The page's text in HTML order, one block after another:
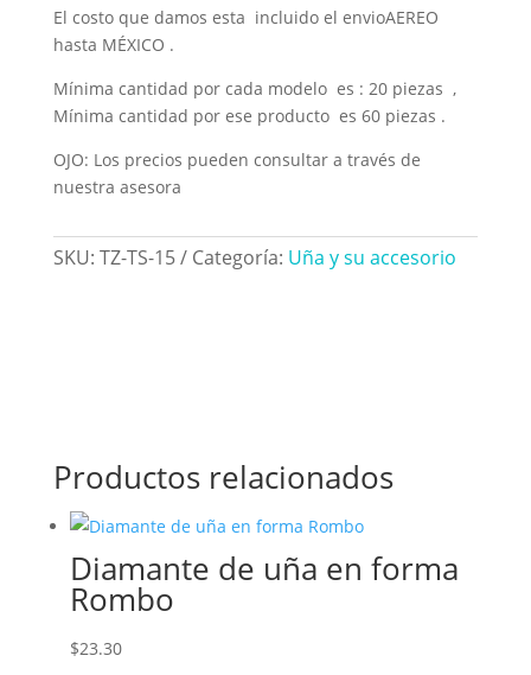
El costo que damos esta incluido el envioAEREO
hasta MÉXICO .
Mínima cantidad por cada modelo es : 20 piezas ,
Mínima cantidad por ese producto es 60 piezas .
OJO: Los precios pueden consultar a través de
nuestra asesora
SKU: TZ-TS-15 Categoría: Uña y su accesorio
Productos relacionados
Diamante de uña en forma
Rombo
$23.30